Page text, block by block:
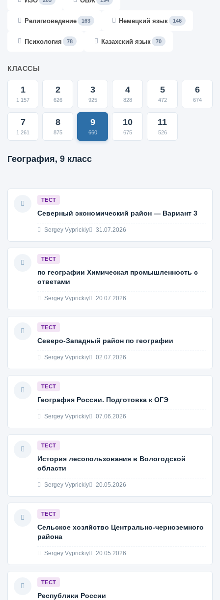
Религиоведение 163 Немецкий язык 146
Психология 78 Казахский язык 70
КЛАССЫ
1
1 157
2
626
3
925
4
828
5
472
6
674
7
1 261
8
875
9
660
10
675
11
526
География, 9 класс
ТЕСТ
Северный экономический район — Вариант 3
Sergey Vyprickiy 31.07.2026
ТЕСТ
по географии Химическая промышленность с
ответами
Sergey Vyprickiy 20.07.2026
ТЕСТ
Северо-Западный район по географии
Sergey Vyprickiy 02.07.2026
ТЕСТ
География России. Подготовка к ОГЭ
Sergey Vyprickiy 07.06.2026
ТЕСТ
История лесопользования в Вологодской
области
Sergey Vyprickiy 20.05.2026
ТЕСТ
Сельское хозяйство Центрально-черноземного
района
Sergey Vyprickiy 20.05.2026
ТЕСТ
Республики России